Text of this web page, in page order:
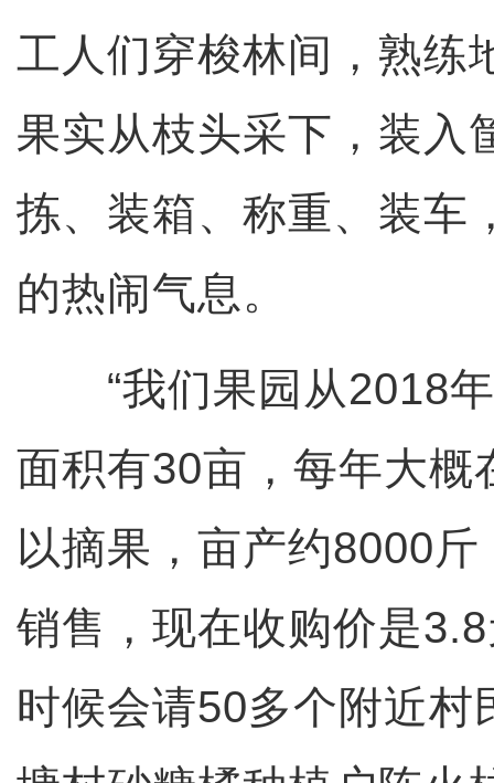
工人们穿梭林间，熟练
果实从枝头采下，装入
拣、装箱、称重、装车
的热闹气息。
“我们果园从2018年
面积有30亩，每年大概
以摘果，亩产约8000
销售，现在收购价是
时候会请50多个附近村